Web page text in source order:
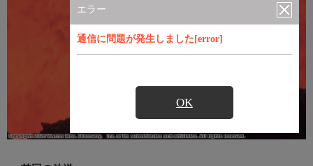
エラー
通信に問題が発生しました[error]
OK